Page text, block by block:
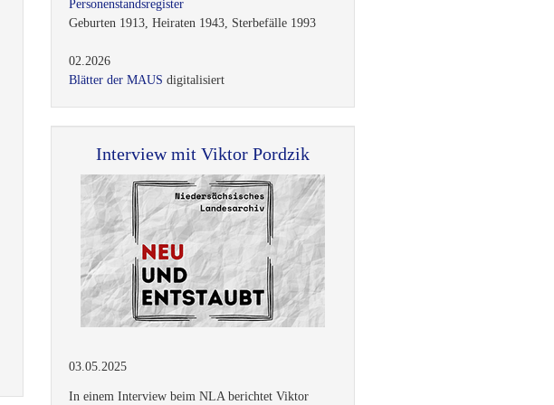
Personenstandsregister
Geburten 1913, Heiraten 1943, Sterbefälle 1993
02.2026
Blätter der MAUS digitalisiert
Interview mit Viktor Pordzik
03.05.2025
In einem Interview beim NLA berichtet Viktor